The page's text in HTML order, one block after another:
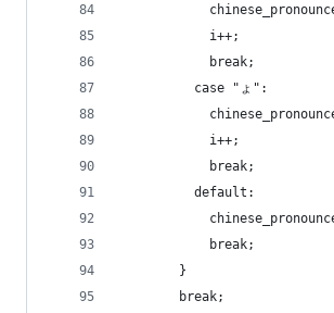
            i++;
            break;
          case "ょ":
            i++;
            break;
          default:
            break;
        }
        break;